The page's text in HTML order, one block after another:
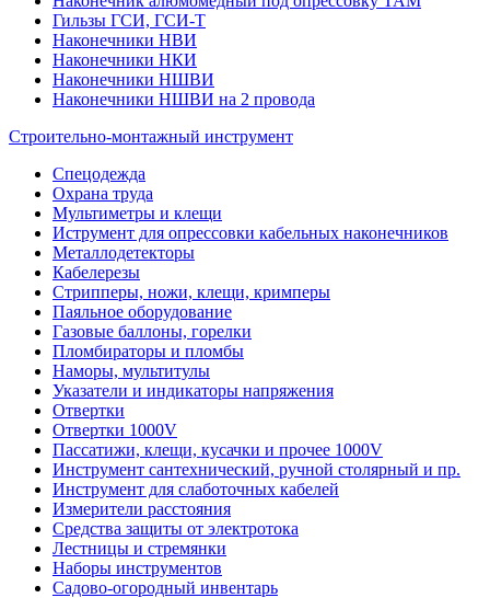
Гильзы ГСИ, ГСИ-Т
Наконечники НВИ
Наконечники НКИ
Наконечники НШВИ
Наконечники НШВИ на 2 провода
Строительно-монтажный инструмент
Спецодежда
Охрана труда
Мультиметры и клещи
Иструмент для опрессовки кабельных наконечников
Металлодетекторы
Кабелерезы
Стрипперы, ножи, клещи, кримперы
Паяльное оборудование
Газовые баллоны, горелки
Пломбираторы и пломбы
Наморы, мультитулы
Указатели и индикаторы напряжения
Отвертки
Отвертки 1000V
Пассатижи, клещи, кусачки и прочее 1000V
Инструмент сантехнический, ручной столярный и пр.
Инструмент для слаботочных кабелей
Измерители расстояния
Средства защиты от электротока
Лестницы и стремянки
Наборы инструментов
Садово-огородный инвентарь